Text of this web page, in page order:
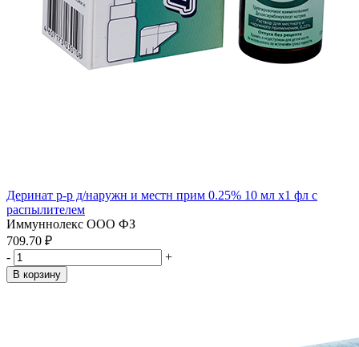
Деринат р-р д/наружн и местн прим 0.25% 10 мл x1 фл с
распылителем
Иммуннолекс ООО ФЗ
709.70 ₽
-
+
В корзину